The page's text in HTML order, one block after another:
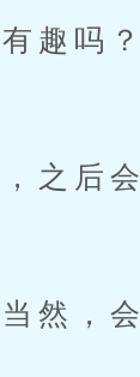
趣吗？
之后会
然，会